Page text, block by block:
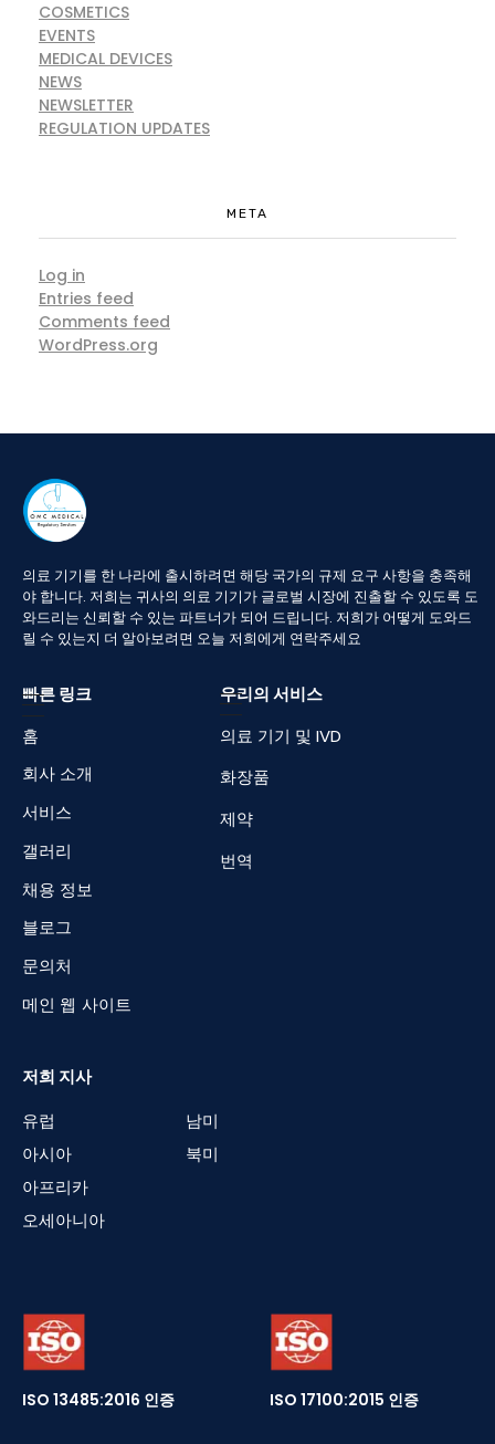
COSMETICS
EVENTS
MEDICAL DEVICES
NEWS
NEWSLETTER
REGULATION UPDATES
META
Log in
Entries feed
Comments feed
WordPress.org
의료 기기를 한 나라에 출시하려면 해당 국가의 규제 요구 사항을 충족해
야 합니다. 저희는 귀사의 의료 기기가 글로벌 시장에 진출할 수 있도록 도
와드리는 신뢰할 수 있는 파트너가 되어 드립니다. 저희가 어떻게 도와드
릴 수 있는지 더 알아보려면 오늘 저희에게 연락주세요
빠른 링크
홈
회사 소개
서비스
갤러리
채용 정보
블로그
문의처
메인 웹 사이트
우리의 서비스
의료 기기 및 IVD
화장품
제약
번역
저희 지사
유럽
아시아
아프리카
오세아니아
남미
북미
ISO 13485:2016 인증 ISO 17100:2015 인증